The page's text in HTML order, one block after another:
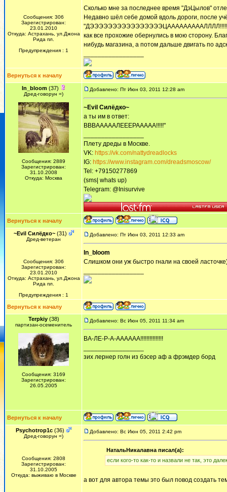
Сообщения: 306
Зарегистрирован:
23.01.2010
Откуда: Астрахань, ул.Джона
Рида пл.
Предупреждения : 1
Сколько мне за последнее время "ДэЦылов"
Недавно шёл себе домой вдоль дороги, после
как все прохожие обернулись в мою сторону.
нибудь магазина, а потом дальше двигать по
Вернуться к началу
In_bloom(37)
Дред-говорун =)
Сообщения: 2889
Зарегистрирован:
31.10.2008
Откуда: Москва
Добавлено: Пт Июн 03, 2011 12:28 am
~Evil Силёдко~
а ты им в ответ:
ВВВАААААЛЕЕЕРААААА!!!!!"
Плету дреды в Москве.
VK: https://vk.com/nattydreadlocks
IG: https://www.instagram.com/dreadsmoscow/
Tel: +79150277869
(sms| whats up)
Telegram: @Inisurvive
Вернуться к началу
~Evil Силёдко~(31)
Дред-ветеран
Сообщения: 306
Зарегистрирован:
23.01.2010
Откуда: Астрахань, ул.Джона
Рида пл.
Предупреждения : 1
Добавлено: Пт Июн 03, 2011 12:33 am
In_bloom
Слишком они уж быстро гнали на своей
Вернуться к началу
Terpkiy(38)
партизан-осеменитель
Сообщения: 3169
Зарегистрирован:
26.05.2005
Добавлено: Вс Июн 05, 2011 11:34 am
ВА-ЛЕ-Р-А-АААААА!!!!!!!!!!!!!!!
зих лернер голн из бэсер аф а фрэмдер борд
Вернуться к началу
Psychotrop1c (36)
Дред-говорун =)
Сообщения: 2808
Зарегистрирован:
31.10.2005
Откуда: выживаю в Москве
Добавлено: Вс Июн 05, 2011 2:42 pm
НатальНикалавна писал(а):
если кого-то как-то и назвали не так, это
а вот для автора темы это был повод создать